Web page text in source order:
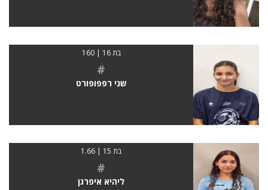
בת 16 | 160
#
שני רפפופורט
בת 15 | 1.66
#
ליהיא איפרגן